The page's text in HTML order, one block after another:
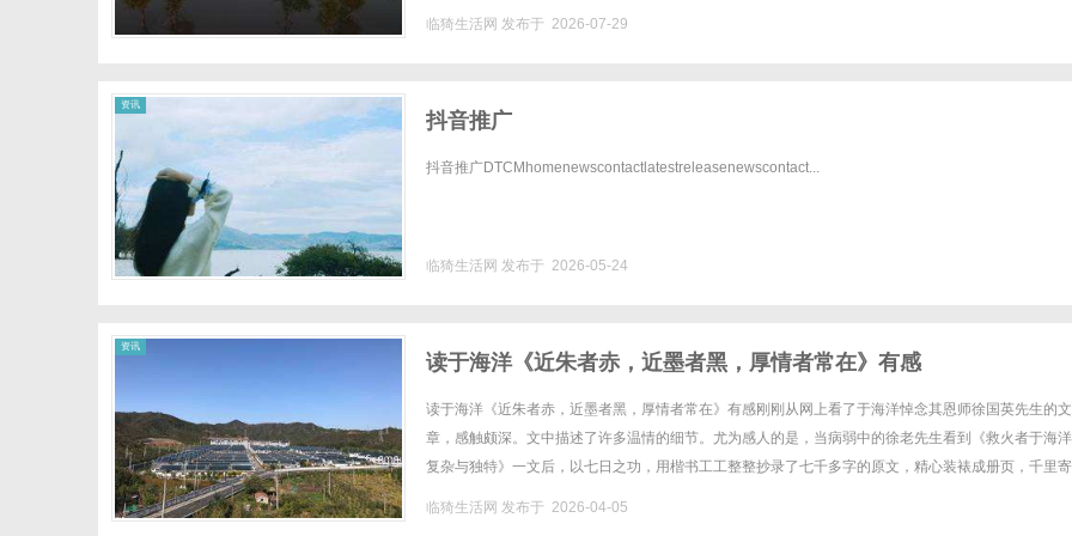
临猗生活网 发布于 2026-07-29
资讯
抖音推广
抖音推广DTCMhomenewscontactlatestreleasenewscontact...
临猗生活网 发布于 2026-05-24
资讯
读于海洋《近朱者赤，近墨者黑，厚情者常在》有感
读于海洋《近朱者赤，近墨者黑，厚情者常在》有感刚刚从网上看了于海洋悼念其恩师徐国英先生的文
章，感触颇深。文中描述了许多温情的细节。尤为感人的是，当病弱中的徐老先生看到《救火者于海
复杂与独特》一文后，以七日之功，用楷书工工整整抄录了七千多字的原文，精心装裱成册页，千里
临猗生活网 发布于 2026-04-05